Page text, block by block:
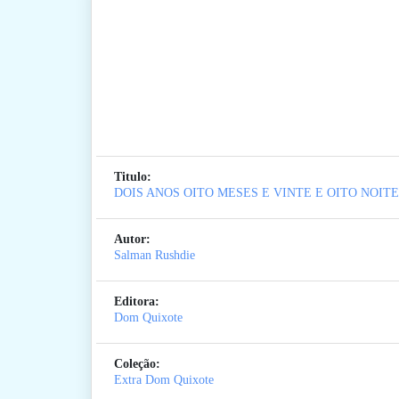
Titulo:
DOIS ANOS OITO MESES E VINTE E OITO
Autor:
Salman Rushdie
Editora:
Dom Quixote
Coleção:
Extra Dom Quixote